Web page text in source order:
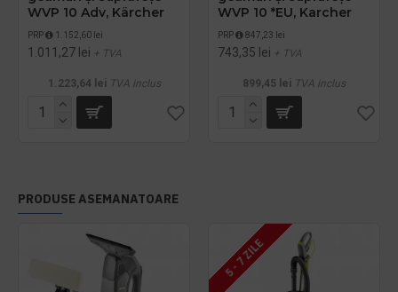
WVP 10 Adv, Kärcher
PRP 1.152,60 lei
1.011,27 lei + TVA
1.223,64 lei TVA inclus
WVP 10 *EU, Karcher
PRP 847,23 lei
743,35 lei + TVA
899,45 lei TVA inclus
PRODUSE ASEMANATOARE
5 - 7 ZILE